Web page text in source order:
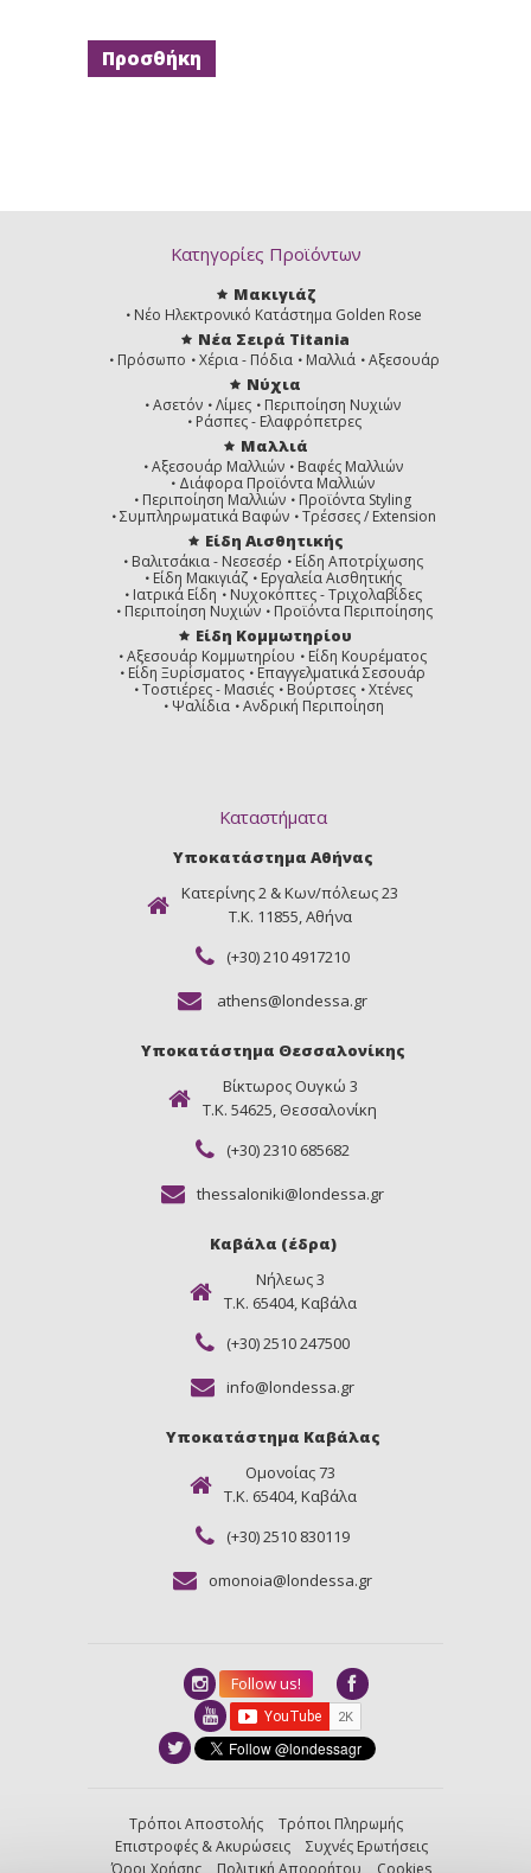
Κατηγορίες Προϊόντων
Μακιγιάζ
Νέο Ηλεκτρονικό Κατάστημα Golden Rose
Νέα Σειρά Titania
Πρόσωπο Χέρια - Πόδια Μαλλιά Αξεσουάρ
Νύχια
Ασετόν Λίμες
Περιποίηση Νυχιών
Ράσπες - Ελαφρόπετρες
Μαλλιά
Αξεσουάρ Μαλλιών
Βαφές Μαλλιών
Διάφορα Προϊόντα Μαλλιών
Περιποίηση Μαλλιών
Προϊόντα Styling
Συμπληρωματικά Βαφών
Τρέσσες / Extension
Είδη Αισθητικής
Βαλιτσάκια - Νεσεσέρ
Είδη Αποτρίχωσης
Είδη Μακιγιάζ
Εργαλεία Αισθητικής
Ιατρικά Είδη
Νυχοκόπτες - Τριχολαβίδες
Περιποίηση Νυχιών
Προϊόντα Περιποίησης
Είδη Κομμωτηρίου
Αξεσουάρ Κομμωτηρίου
Είδη Κουρέματος
Είδη Ξυρίσματος
Επαγγελματικά Σεσουάρ
Τοστιέρες - Μασιές
Βούρτσες
Χτένες
Ψαλίδια
Ανδρική Περιποίηση
Καταστήματα
Υποκατάστημα Αθήνας
Κατερίνης 2 & Κων/πόλεως 23
Τ.Κ. 11855, Αθήνα
(+30) 210 4917210
athens@londessa.gr
Υποκατάστημα Θεσσαλονίκης
Βίκτωρος Ουγκώ 3
Τ.Κ. 54625, Θεσσαλονίκη
(+30) 2310 685682
thessaloniki@londessa.gr
Καβάλα (έδρα)
Νήλεως 3
Τ.Κ. 65404, Καβάλα
(+30) 2510 247500
info@londessa.gr
Υποκατάστημα Καβάλας
Ομονοίας 73
Τ.Κ. 65404, Καβάλα
(+30) 2510 830119
omonoia@londessa.gr
Follow us!
Τρόποι Αποστολής
Τρόποι Πληρωμής
Επιστροφές & Ακυρώσεις
Συχνές Ερωτήσεις